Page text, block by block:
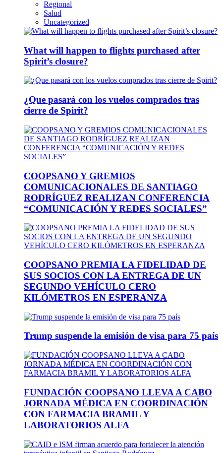
Regional
Salud
Uncategorized
What will happen to flights purchased after
Spirit’s closure?
¿Que pasará con los vuelos comprados tras
cierre de Spirit?
COOPSANO Y GREMIOS
COMUNICACIONALES DE SANTIAGO
RODRÍGUEZ REALIZAN CONFERENCIA
“COMUNICACIÓN Y REDES SOCIALES”
COOPSANO PREMIA LA FIDELIDAD DE
SUS SOCIOS CON LA ENTREGA DE UN
SEGUNDO VEHÍCULO CERO
KILÓMETROS EN ESPERANZA
Trump suspende la emisión de visa para 75 país
FUNDACIÓN COOPSANO LLEVA A CABO
JORNADA MÉDICA EN COORDINACIÓN
CON FARMACIA BRAMIL Y
LABORATORIOS ALFA